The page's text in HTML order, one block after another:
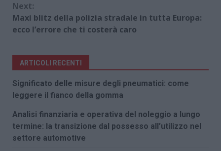
Next:
Maxi blitz della polizia stradale in tutta Europa:
ecco l’errore che ti costerà caro
ARTICOLI RECENTI
Significato delle misure degli pneumatici: come
leggere il fianco della gomma
Analisi finanziaria e operativa del noleggio a lungo
termine: la transizione dal possesso all’utilizzo nel
settore automotive